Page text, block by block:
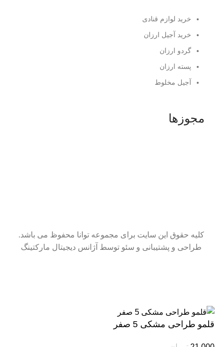
خرید لوازم قنادی
خرید آجیل ارزان
گردو ارزان
پسته ارزان
آجیل مخلوط
مجوزها
کلیه حقوق این سایت برای مجموعه توانا محفوظ می باشد.
طراحی و پشتیبانی و سئو توسط آژانس دیجیتال مارکتینگ
قلمو طراحی مشکی 5 صفر